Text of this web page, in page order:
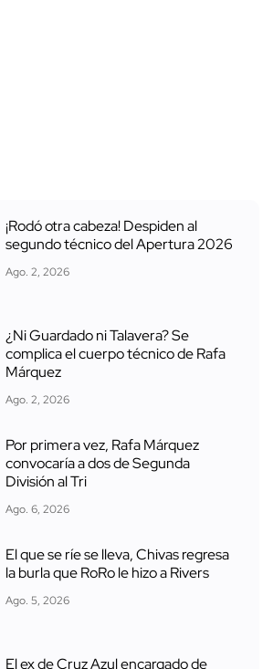
¡Rodó otra cabeza! Despiden al
segundo técnico del Apertura 2026
Ago. 2, 2026
¿Ni Guardado ni Talavera? Se
complica el cuerpo técnico de Rafa
Márquez
Ago. 2, 2026
Por primera vez, Rafa Márquez
convocaría a dos de Segunda
División al Tri
Ago. 6, 2026
El que se ríe se lleva, Chivas regresa
la burla que RoRo le hizo a Rivers
Ago. 5, 2026
El ex de Cruz Azul encargado de